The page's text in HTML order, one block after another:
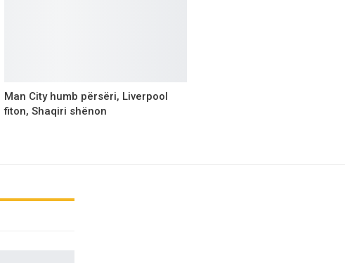
Man City humb përsëri, Liverpool
fiton, Shaqiri shënon